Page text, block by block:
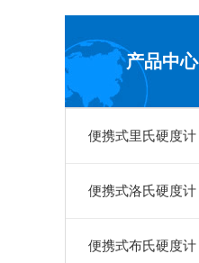
产品中心
便携式里氏硬度计
便携式洛氏硬度计
便携式布氏硬度计